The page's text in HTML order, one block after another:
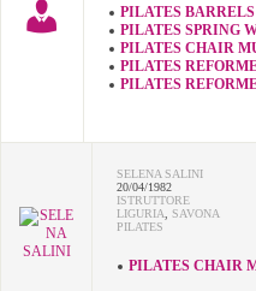
PILATES
PILATES SPRING
PILATES CHAIR
PILATES
PILATES
SELENA SALINI
20/04/1982
ISTRUTTORE
LIGURIA
SAVONA
PILATES
PILATES CHAIR